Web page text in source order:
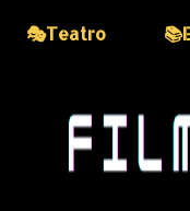
🎭Teatro